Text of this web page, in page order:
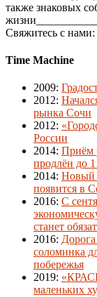
также знаковых
Свяжитесь с нами:
Time Machine
2009:
2012:
рынка Сочи
2012:
России
2014: Приём
продлён до 1
2014: Новый
появится в
2016: С
станет
2016:
соломинка
побережья
2019:
маленьких